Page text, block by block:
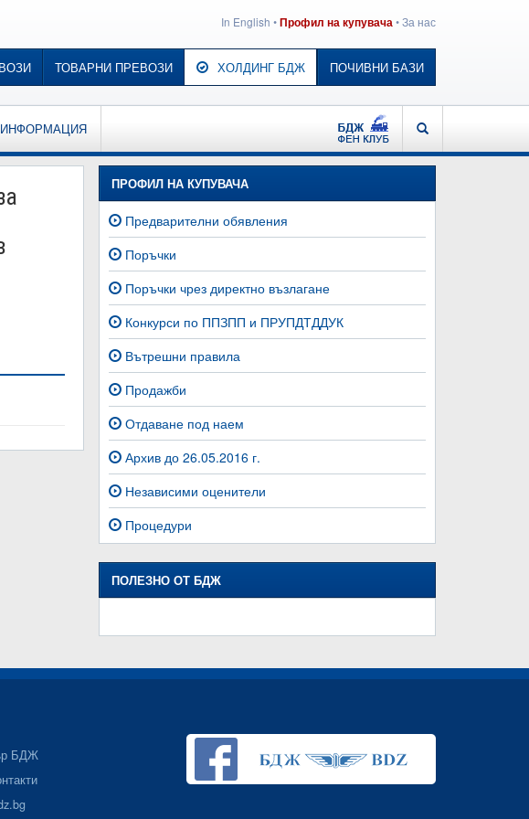
In English •Профил на купувача•За нас
ТОВАРНИ ПРЕВОЗИ ХОЛДИНГ БДЖ ПОЧИВНИ БАЗИ
ТЪРСЕНЕ
ПРОФИЛ НА КУПУВАЧА
Предварителни обявления
Поръчки
Поръчки чрез директно възлагане
Конкурси по ППЗПП и ПРУПДТДДУК
Вътрешни правила
Продажби
Отдаване под наем
Архив до 26.05.2016 г.
Независими оценители
Процедури
ПОЛЕЗНО ОТ БДЖ
БДЖ